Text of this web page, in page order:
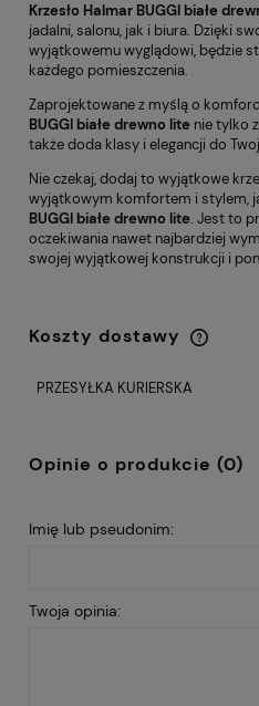
Krzesło Halmar BUGGI białe
jadalni, salonu, jak i biura. Dzięki
wyjątkowemu wyglądowi, będzie
każdego pomieszczenia.
Zaprojektowane z myślą o
BUGGI białe drewno lite nie tylko
także doda klasy i elegancji do
Nie czekaj, dodaj to wyjątkowe
wyjątkowym komfortem i stylem,
BUGGI białe drewno lite. Jest to
oczekiwania nawet najbardziej
swojej wyjątkowej konstrukcji i
Koszty dostawy
Cena nie zawiera
PRZESYŁKA KURIERSKA
Opinie o produkcie (0)
Imię lub pseudonim:
Twoja opinia: